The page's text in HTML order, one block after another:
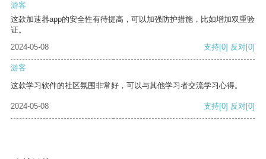
游客
这款加速器app的安全性有待提高，可以加强防护措施，比如增加双重验
证。
2024-05-08
支持[0] 反对[0]
游客
这款学习软件的社区氛围非常好，可以与其他学习者交流学习心得。
2024-05-08 支持[0] 反对[0]